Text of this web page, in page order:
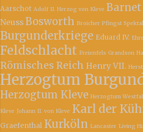
Aarschot Adolf II. Herzog von Kleve Barnet
Neuss Bosworth Broicher Pfingst
Burgunderkriege Eduard IV.
Feldschlacht Freienfels Grandson
Römisches Reich Henry VII.
Herzogtum
Herzogtum Kleve Herzogtum
Kleve Johann II. von Kleve Karl der
Graefenthal Kurköln Lancaster Living